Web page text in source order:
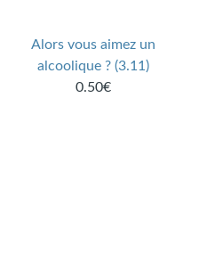
Alors vous aimez un
alcoolique ? (3.11)
0.50€